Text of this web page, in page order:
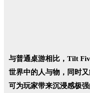
与普通桌游相比，Tilt
世界中的人与物，同时
可为玩家带来沉浸感极强